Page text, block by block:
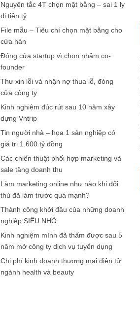
Nguyên tắc 4T chọn mặt bằng – sai 1 ly
đi tiền tỷ
File mẫu – Tiêu chí chọn mặt bằng cho
cửa hàn
Đóng cửa startup vì chọn nhầm co-
founder
Thư xin lỗi và nhận nợ thua lỗ, đóng
cửa công ty
Kinh nghiệm đúc rút sau 10 năm xây
dựng Vntrip
Tin người nhà – họa 1 sản nghiệp có
giá trị 1.600 tỷ đồng
Các chiến thuật phối hợp marketing và
sale tăng doanh thu
Làm marketing online như nào khi đối
thủ đã làm trước quá mạnh?
Thành công khởi đầu của những doanh
nghiệp SIÊU NHỎ
Kinh nghiệm mình đã thấm được sau 5
năm mở công ty dịch vụ tuyển dụng
Chi phí kinh doanh thương mại điện tử
ngành health và beauty